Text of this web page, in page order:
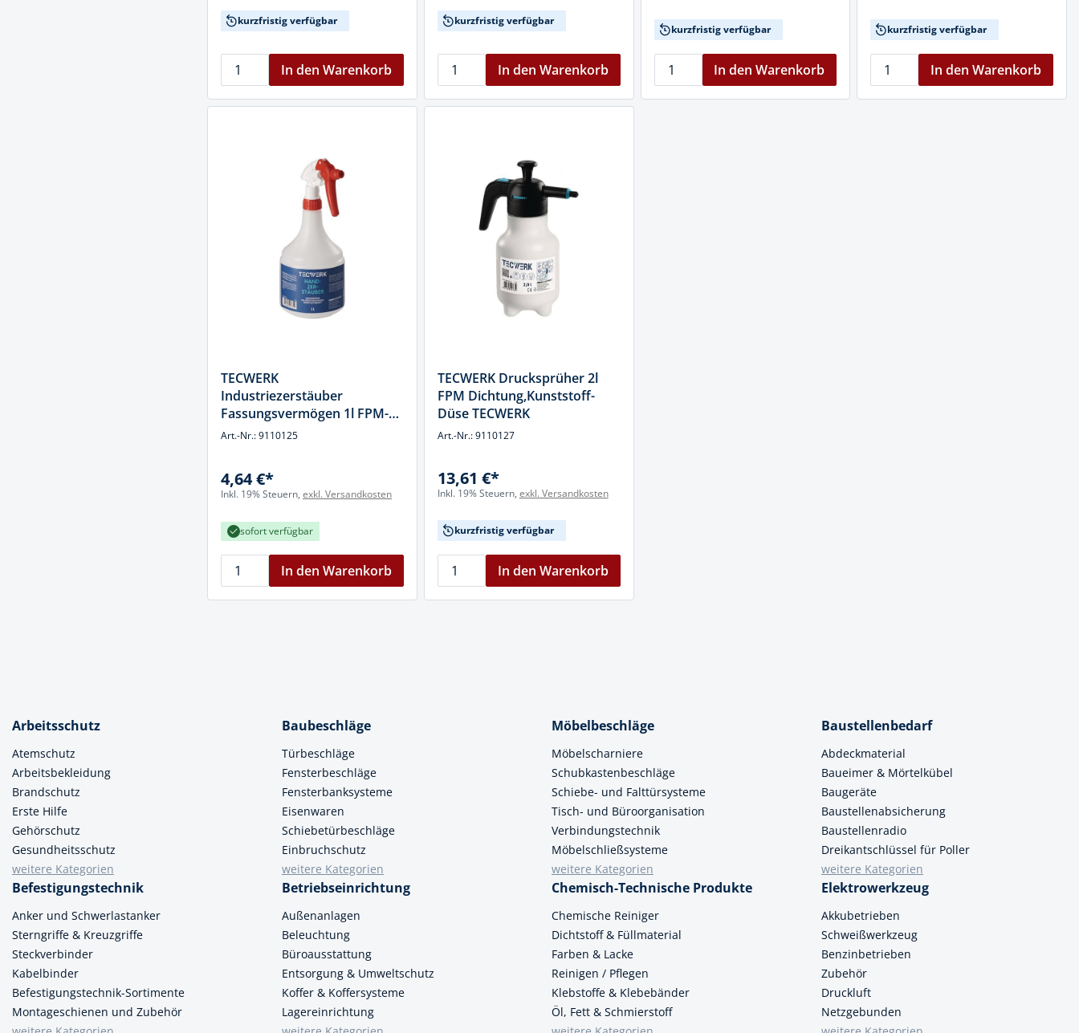
kurzfristig verfügbar
In den Warenkorb
kurzfristig verfügbar
In den Warenkorb
kurzfristig verfügbar
In den Warenkorb
kurzfristig verfügbar
In den Warenkorb
TECWERK
Industriezerstäuber
Fassungsvermögen 1l FPM-
Dichtung,m.Ku.-Düse
Art.-Nr.: 9110125
4,64 €*
Inkl. 19% Steuern, exkl. Versandkosten
sofort verfügbar
In den Warenkorb
TECWERK Drucksprüher 2l
FPM Dichtung,Kunststoff-
Düse TECWERK
Art.-Nr.: 9110127
13,61 €*
Inkl. 19% Steuern, exkl. Versandkosten
kurzfristig verfügbar
In den Warenkorb
Arbeitsschutz
Atemschutz
Arbeitsbekleidung
Brandschutz
Erste Hilfe
Gehörschutz
Gesundheitsschutz
weitere Kategorien
Baubeschläge
Türbeschläge
Fensterbeschläge
Fensterbanksysteme
Eisenwaren
Schiebetürbeschläge
Einbruchschutz
weitere Kategorien
Möbelbeschläge
Möbelscharniere
Schubkastenbeschläge
Schiebe- und Falttürsysteme
Tisch- und Büroorganisation
Verbindungstechnik
Möbelschließsysteme
weitere Kategorien
Baustellenbedarf
Abdeckmaterial
Baueimer & Mörtelkübel
Baugeräte
Baustellenabsicherung
Baustellenradio
Dreikantschlüssel für Poller
weitere Kategorien
Befestigungstechnik
Anker und Schwerlastanker
Sterngriffe & Kreuzgriffe
Steckverbinder
Kabelbinder
Befestigungstechnik-Sortimente
Montageschienen und Zubehör
Betriebseinrichtung
Außenanlagen
Beleuchtung
Büroausstattung
Entsorgung & Umweltschutz
Koffer & Koffersysteme
Lagereinrichtung
Chemisch-Technische Produkte
Chemische Reiniger
Dichtstoff & Füllmaterial
Farben & Lacke
Reinigen / Pflegen
Klebstoffe & Klebebänder
Öl, Fett & Schmierstoff
Elektrowerkzeug
Akkubetrieben
Schweißwerkzeug
Benzinbetrieben
Zubehör
Druckluft
Netzgebunden